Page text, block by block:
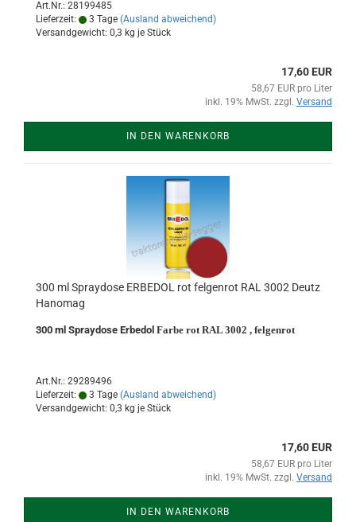
Art.Nr.: 28199485
Lieferzeit:
3 Tage (Ausland abweichend)
Versandgewicht: 0,3 kg je Stück
17,60 EUR
58,67 EUR pro Liter
inkl. 19% MwSt. zzgl. Versand
IN DEN WARENKORB
300 ml Spraydose ERBEDOL rot felgenrot RAL 3002 Deutz
Hanomag
300 ml Spraydose Erbedol Farbe rot RAL 3002 , felgenrot
Art.Nr.: 29289496
Lieferzeit:
3 Tage (Ausland abweichend)
Versandgewicht: 0,3 kg je Stück
17,60 EUR
58,67 EUR pro Liter
inkl. 19% MwSt. zzgl. Versand
IN DEN WARENKORB